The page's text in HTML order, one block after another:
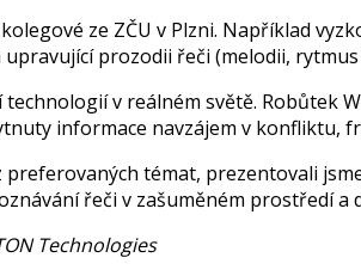
ze ZČU v Plzni. Například
prozodii řeči (melodii,
v reálném světě.
informace navzájem v konfliktu,
témat, prezentovali
řeči v zašuměném prostředí
Technologies